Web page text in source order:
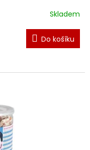
Skladem
Do košíku